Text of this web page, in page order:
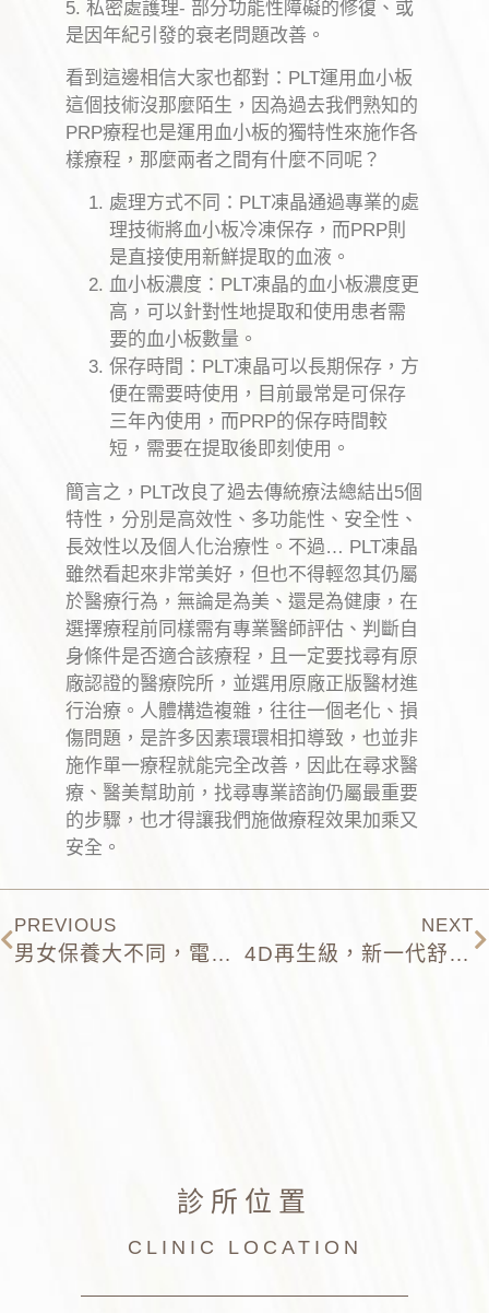
5. 私密處護理- 部分功能性障礙的修復、或
是因年紀引發的衰老問題改善。
看到這邊相信大家也都對：PLT運用血小板
這個技術沒那麼陌生，因為過去我們熟知的
PRP療程也是運用血小板的獨特性來施作各
樣療程，那麼兩者之間有什麼不同呢？
處理方式不同：PLT凍晶通過專業的處
理技術將血小板冷凍保存，而PRP則
是直接使用新鮮提取的血液。
血小板濃度：PLT凍晶的血小板濃度更
高，可以針對性地提取和使用患者需
要的血小板數量。
保存時間：PLT凍晶可以長期保存，方
便在需要時使用，目前最常是可保存
三年內使用，而PRP的保存時間較
短，需要在提取後即刻使用。
簡言之，PLT改良了過去傳統療法總結出5個
特性，分別是高效性、多功能性、安全性、
長效性以及個人化治療性。不過… PLT凍晶
雖然看起來非常美好，但也不得輕忽其仍屬
於醫療行為，無論是為美、還是為健康，在
選擇療程前同樣需有專業醫師評估、判斷自
身條件是否適合該療程，且一定要找尋有原
廠認證的醫療院所，並選用 原廠正版醫材進
行治療。人體構造複雜，往往一個老化、損
傷問題，是許多因素環環相扣導致，也並非
施作單一療程就能完全改善，因此在尋求醫
療、醫美幫助前，找尋專業諮詢仍屬最重要
的步驟，也才得讓我們施做療程效果加乘又
安全。
PREVIOUS
男女保養大不同，電波拉皮男生最熱門部位TOP3，這些部位的老化特徵要注意！
NEXT
4D再生級，新一代舒顏萃究竟在紅什麼？
診所位置
CLINIC LOCATION